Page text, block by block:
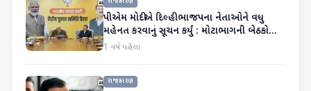
પીએમ મોદીએ દિલ્હી ભાજપના નેતાઓને વધુ
મહેનત કરવાનું સૂચન કર્યું : મોટાભાગની બેઠકો
માટેના નામ નક્કી
1 વર્ષ પહેલા
રાજકારણ